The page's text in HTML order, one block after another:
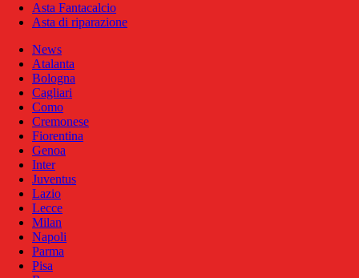
Asta Fantacalcio
Asta di riparazione
News
Atalanta
Bologna
Cagliari
Como
Cremonese
Fiorentina
Genoa
Inter
Juventus
Lazio
Lecce
Milan
Napoli
Parma
Pisa